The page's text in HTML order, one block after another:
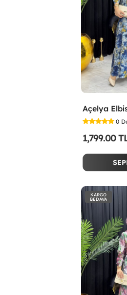
Açelya
0
1,799.00
KARGO
BEDAVA